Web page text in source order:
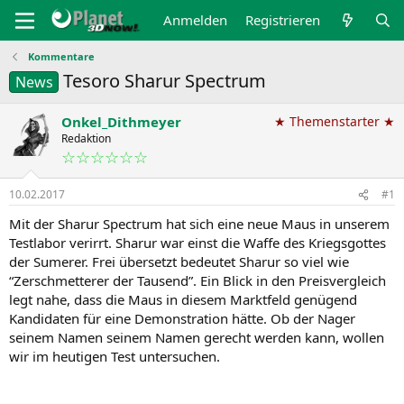
Anmelden Registrieren
Kommentare
News Tesoro Sharur Spectrum
Onkel_Dithmeyer
Redaktion
☆☆☆☆☆☆
★ Themenstarter ★
10.02.2017 #1
Mit der Sharur Spectrum hat sich eine neue Maus in unserem
Testlabor verirrt. Sharur war einst die Waffe des Kriegsgottes
der Sumerer. Frei übersetzt bedeutet Sharur so viel wie
“Zerschmetterer der Tausend”. Ein Blick in den Preisvergleich
legt nahe, dass die Maus in diesem Marktfeld genügend
Kandidaten für eine Demonstration hätte. Ob der Nager
seinem Namen seinem Namen gerecht werden kann, wollen
wir im heutigen Test untersuchen.